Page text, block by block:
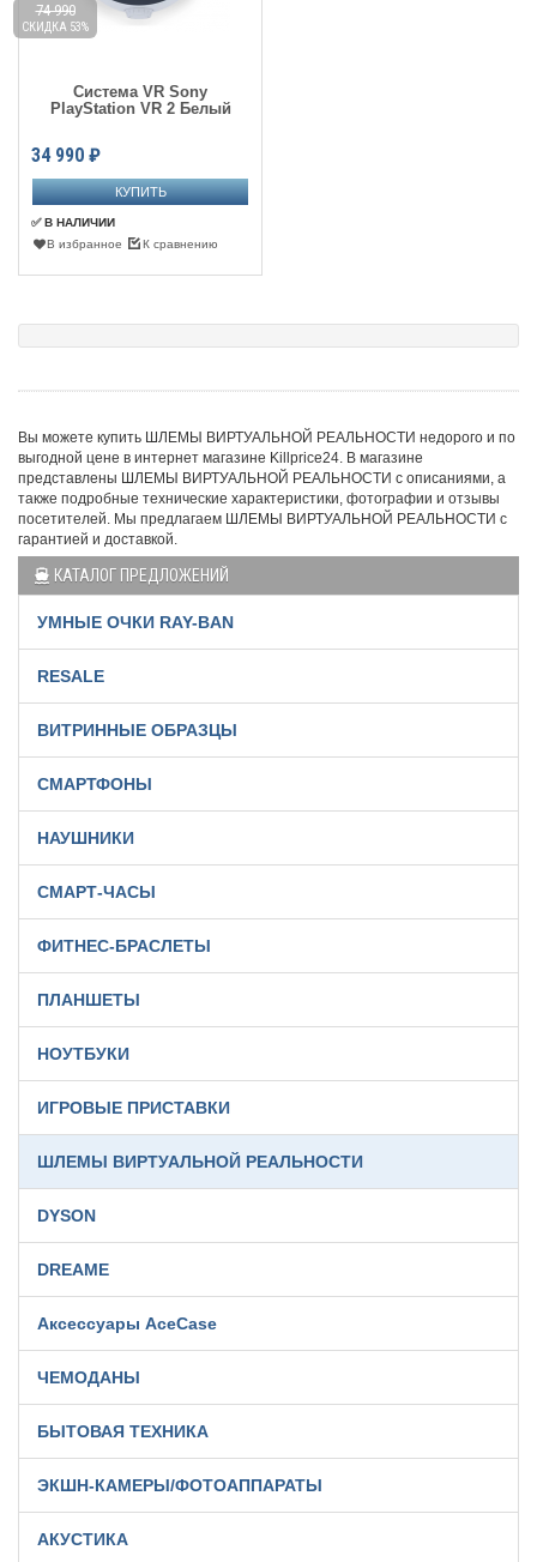
Система VR Sony
PlayStation VR 2 Белый
34 990 ₽
74 990
СКИДКА 53%
✅ В НАЛИЧИИ
В избранное
К сравнению
Вы можете купить ШЛЕМЫ ВИРТУАЛЬНОЙ РЕАЛЬНОСТИ недорого и по
выгодной цене в интернет магазине Killprice24. В магазине
представлены ШЛЕМЫ ВИРТУАЛЬНОЙ РЕАЛЬНОСТИ с описаниями, а
также подробные технические характеристики, фотографии и отзывы
посетителей. Мы предлагаем ШЛЕМЫ ВИРТУАЛЬНОЙ РЕАЛЬНОСТИ с
гарантией и доставкой.
КАТАЛОГ ПРЕДЛОЖЕНИЙ
УМНЫЕ ОЧКИ RAY-BAN
RESALE
ВИТРИННЫЕ ОБРАЗЦЫ
СМАРТФОНЫ
НАУШНИКИ
СМАРТ-ЧАСЫ
ФИТНЕС-БРАСЛЕТЫ
ПЛАНШЕТЫ
НОУТБУКИ
ИГРОВЫЕ ПРИСТАВКИ
ШЛЕМЫ ВИРТУАЛЬНОЙ РЕАЛЬНОСТИ
DYSON
DREAME
Аксессуары AceCase
ЧЕМОДАНЫ
БЫТОВАЯ ТЕХНИКА
ЭКШН-КАМЕРЫ/ФОТОАППАРАТЫ
АКУСТИКА